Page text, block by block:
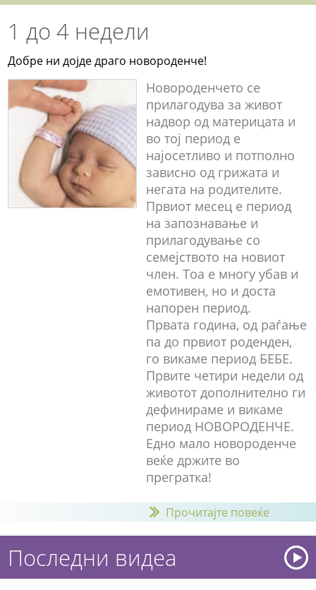
1 до 4 недели
Добре ни дојде драго новороденче!
Новороденчето се
прилагодува за живот
надвор од материцата и
во тој период е
најосетливо и потполно
зависно од грижата и
негата на родителите.
Првиот месец е период
на запознавање и
прилагодување со
семејството на новиот
член. Тоа е многу убав и
емотивен, но и доста
напорен период.
Првата година, од раѓање
па до првиот роденден,
го викаме период БЕБЕ.
Првите четири недели од
животот дополнително ги
дефинираме и викаме
период НОВОРОДЕНЧЕ.
Едно мало новороденче
веќе држите во
прегратка!
Прочитајте повеќе
Последни видеа